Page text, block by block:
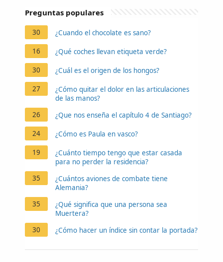
Preguntas populares
30 ¿Cuando el chocolate es sano?
16 ¿Qué coches llevan etiqueta verde?
30 ¿Cuál es el origen de los hongos?
27
¿Cómo quitar el dolor en las articulaciones
de las manos?
26
¿Que nos enseña el capítulo 4 de Santiago?
24 ¿Cómo es Paula en vasco?
19
¿Cuánto tiempo tengo que estar casada
para no perder la residencia?
35
¿Cuántos aviones de combate tiene
Alemania?
35
¿Qué significa que una persona sea
Muertera?
30
¿Cómo hacer un índice sin contar la portada?